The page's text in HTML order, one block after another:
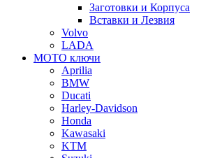
Заготовки и Корпуса
Вставки и Лезвия
Volvo
LADA
МОТО ключи
Aprilia
BMW
Ducati
Harley-Davidson
Honda
Kawasaki
KTM